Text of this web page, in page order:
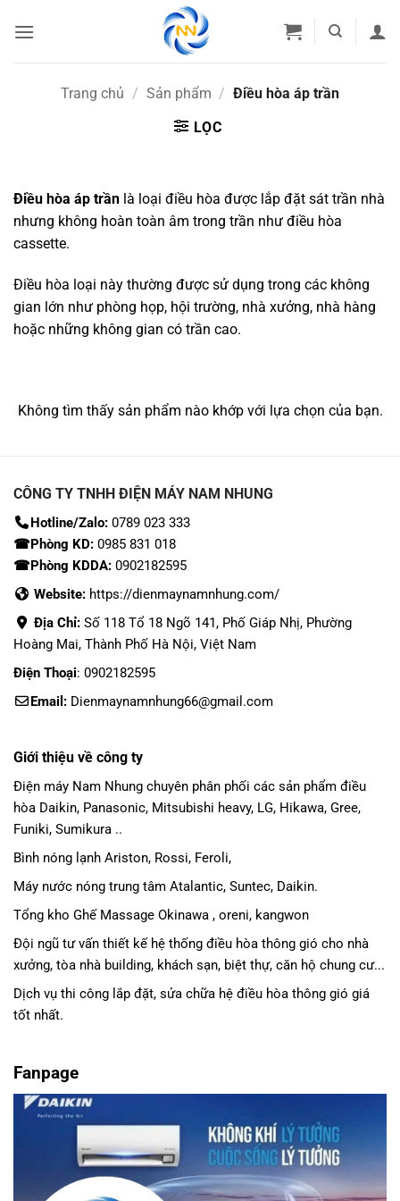
qua
Trang chủ / Sản phẩm / Điều hòa áp trần
LỌC
Điều hòa áp trần là loại điều hòa được lắp đặt sát trần nhà
nhưng không hoàn toàn âm trong trần như điều hòa
cassette.
Điều hòa loại này thường được sử dụng trong các không
gian lớn như phòng họp, hội trường, nhà xưởng, nhà hàng
hoặc những không gian có trần cao.
Không tìm thấy sản phẩm nào khớp với lựa chọn của bạn.
CÔNG TY TNHH ĐIỆN MÁY NAM NHUNG
Hotline/Zalo:0789 023 333
☎Phòng KD: 0985 831 018
☎Phòng KDDA: 0902182595
Website: https://dienmaynamnhung.com/
Địa Chỉ: Số 118 Tổ 18 Ngõ 141, Phố Giáp Nhị, Phường
Hoàng Mai, Thành Phố Hà Nội, Việt Nam
Điện Thoại: 0902182595
Email: Dienmaynamnhung66@gmail.com
Giới thiệu về công ty
Điện máy Nam Nhung chuyên phân phối các sản phẩm điều
hòa Daikin, Panasonic, Mitsubishi heavy, LG, Hikawa, Gree,
Funiki, Sumikura ..
Bình nóng lạnh Ariston, Rossi, Feroli,
Máy nước nóng trung tâm Atalantic, Suntec, Daikin.
Tổng kho Ghế Massage Okinawa , oreni, kangwon
Đội ngũ tư vấn thiết kế hệ thống điều hòa thông gió cho nhà
xưởng, tòa nhà building, khách sạn, biệt thự, căn hộ chung cư...
Dịch vụ thi công lắp đặt, sửa chữa hệ điều hòa thông gió giá
tốt nhất.
Fanpage